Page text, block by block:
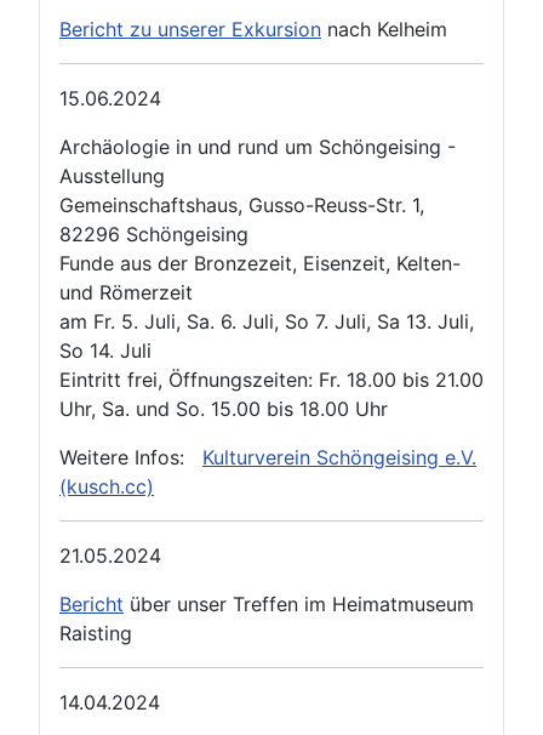
Bericht zu unserer Exkursion nach Kelheim
15.06.2024
Archäologie in und rund um Schöngeising -
Ausstellung
Gemeinschaftshaus, Gusso-Reuss-Str. 1,
82296 Schöngeising
Funde aus der Bronzezeit, Eisenzeit, Kelten-
und Römerzeit
am Fr. 5. Juli, Sa. 6. Juli, So 7. Juli, Sa 13. Juli,
So 14. Juli
Eintritt frei, Öffnungszeiten: Fr. 18.00 bis 21.00
Uhr, Sa. und So. 15.00 bis 18.00 Uhr
Weitere Infos: Kulturverein Schöngeising e.V.
(kusch.cc)
21.05.2024
Bericht über unser Treffen im Heimatmuseum
Raisting
14.04.2024